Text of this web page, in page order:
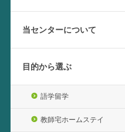
当センターについて
目的から選ぶ
語学留学
教師宅ホームステイ